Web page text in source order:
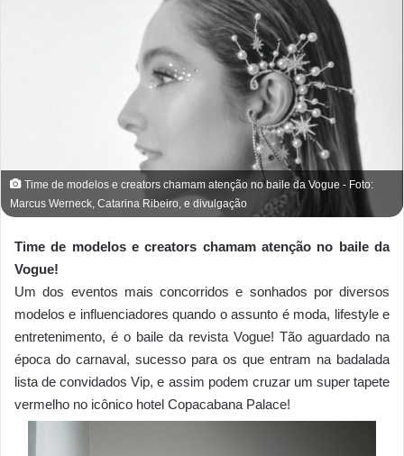
Time de modelos e creators chamam atenção no baile da Vogue - Foto:
Marcus Werneck, Catarina Ribeiro, e divulgação
Time de modelos e creators chamam atenção no baile da
Vogue!
Um dos eventos mais concorridos e sonhados por diversos
modelos e influenciadores quando o assunto é moda, lifestyle e
entretenimento, é o baile da revista Vogue! Tão aguardado na
época do carnaval, sucesso para os que entram na badalada
lista de convidados Vip, e assim podem cruzar um super tapete
vermelho no icônico hotel Copacabana Palace!